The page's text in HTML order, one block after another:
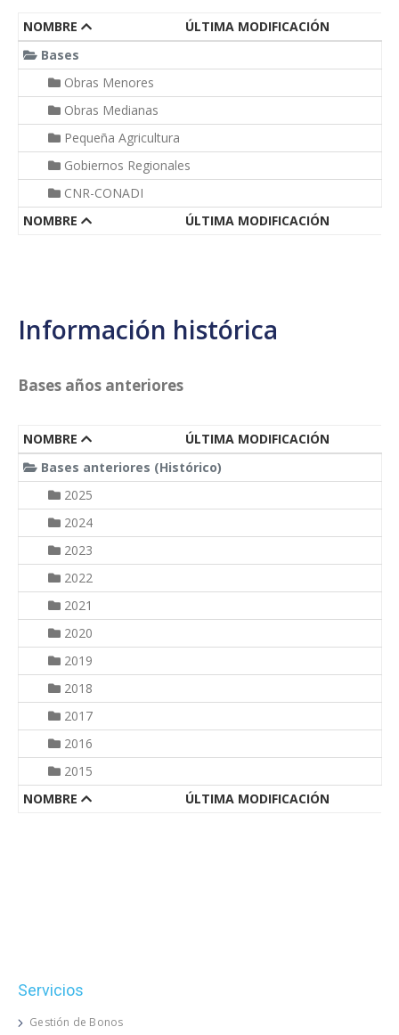
NOMBRE ÚLTIMA MODIFICACIÓN
NOMBRE ÚLTIMA MODIFICACIÓN
Bases
Obras Menores
Obras Medianas
Pequeña Agricultura
Gobiernos Regionales
CNR-CONADI
Información histórica
Bases años anteriores
NOMBRE ÚLTIMA MODIFICACIÓN
NOMBRE ÚLTIMA MODIFICACIÓN
Bases anteriores (Histórico)
2025
2024
2023
2022
2021
2020
2019
2018
2017
2016
2015
Servicios
Gestión de Bonos